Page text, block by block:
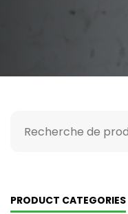
PRODUCT CATEGORIES